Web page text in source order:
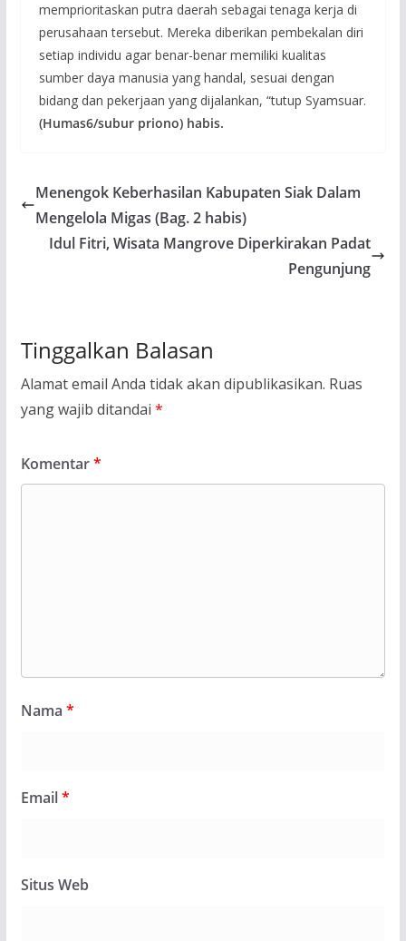
memprioritaskan putra daerah sebagai tenaga kerja di
perusahaan tersebut. Mereka diberikan pembekalan diri
setiap individu agar benar-benar memiliki kualitas
sumber daya manusia yang handal, sesuai dengan
bidang dan pekerjaan yang dijalankan, “tutup Syamsuar.
(Humas6/subur priono) habis.
Menengok Keberhasilan Kabupaten Siak Dalam
Mengelola Migas (Bag. 2 habis)
Idul Fitri, Wisata Mangrove Diperkirakan Padat
Pengunjung
Tinggalkan Balasan
Alamat email Anda tidak akan dipublikasikan. Ruas
yang wajib ditandai *
Komentar*
Nama *
Email*
Situs Web